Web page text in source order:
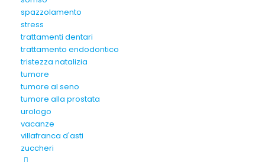
spazzolamento
stress
trattamenti dentari
trattamento endodontico
tristezza natalizia
tumore
tumore al seno
tumore alla prostata
urologo
vacanze
villafranca d'asti
zuccheri